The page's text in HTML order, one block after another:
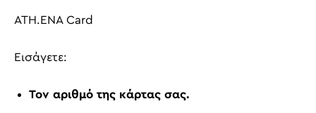
ATH.ENA Card
Εισάγετε:
Τον αριθμό της κάρτας σας.